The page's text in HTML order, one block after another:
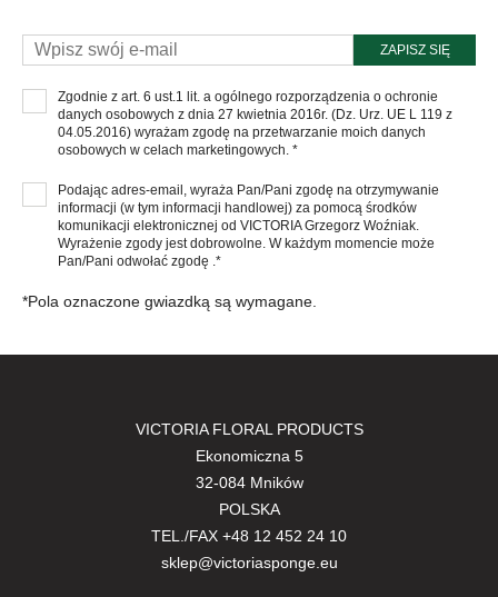
ZAPISZ SIĘ
Zgodnie z art. 6 ust.1 lit. a ogólnego rozporządzenia o ochronie
danych osobowych z dnia 27 kwietnia 2016r. (Dz. Urz. UE L 119 z
04.05.2016) wyrażam zgodę na przetwarzanie moich danych
osobowych w celach marketingowych. *
Podając adres-email, wyraża Pan/Pani zgodę na otrzymywanie
informacji (w tym informacji handlowej) za pomocą środków
komunikacji elektronicznej od VICTORIA Grzegorz Woźniak.
Wyrażenie zgody jest dobrowolne. W każdym momencie może
Pan/Pani odwołać zgodę .*
*Pola oznaczone gwiazdką są wymagane.
VICTORIA FLORAL PRODUCTS
Ekonomiczna 5
32-084 Mników
POLSKA
TEL./FAX +48 12 452 24 10
sklep@victoriasponge.eu